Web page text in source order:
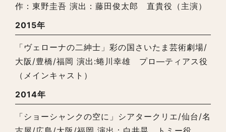
作：東野圭吾 演出：藤田俊太郎 直貴役（主演）
2015年
「ヴェローナの二紳士」彩の国さいたま芸術劇場/
大阪/豊橋/福岡 演出:蜷川幸雄 プロ―ティアス役
（メインキャスト）
2014年
「ショーシャンクの空に」シアタークリエ/仙台/名